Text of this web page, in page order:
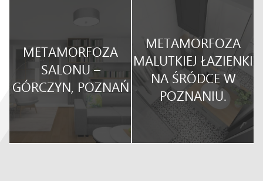
METAMORFOZA
SALONU –
GÓRCZYN, POZNAŃ
METAMORFOZA
MALUTKIEJ ŁAZIENKI
NA ŚRÓDCE W
POZNANIU.